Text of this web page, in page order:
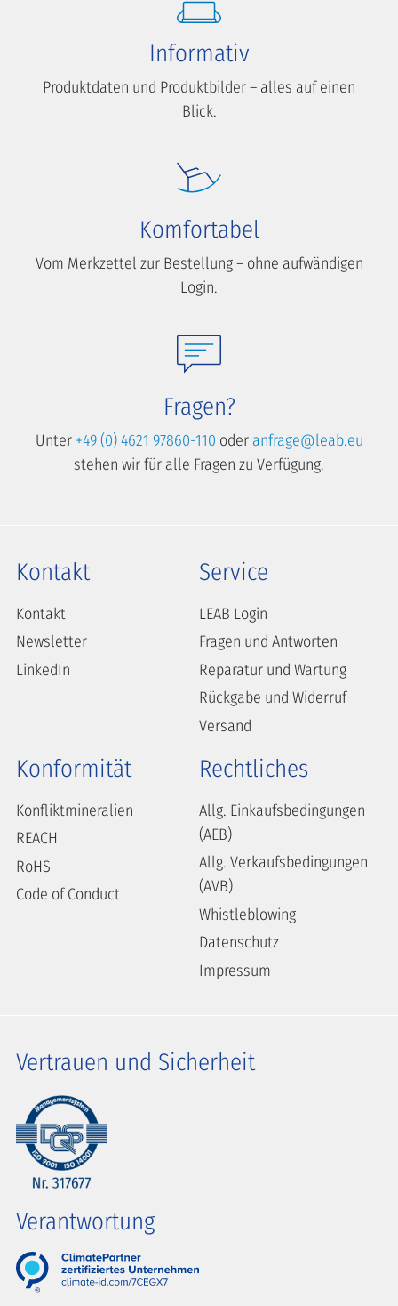
Informativ
Produktdaten und Produktbilder – alles auf einen
Blick.
Komfortabel
Vom Merkzettel zur Bestellung – ohne aufwändigen
Login.
Fragen?
Unter +49 (0) 4621 97860-110 oder anfrage@leab.eu
stehen wir für alle Fragen zu Verfügung.
Kontakt
Kontakt
Newsletter
LinkedIn
Service
LEAB Login
Fragen und Antworten
Reparatur und Wartung
Rückgabe und Widerruf
Versand
Konformität
Konfliktmineralien
REACH
RoHS
Code of Conduct
Rechtliches
Allg. Einkaufsbedingungen
(AEB)
Allg. Verkaufsbedingungen
(AVB)
Whistleblowing
Datenschutz
Impressum
Vertrauen und Sicherheit
Verantwortung